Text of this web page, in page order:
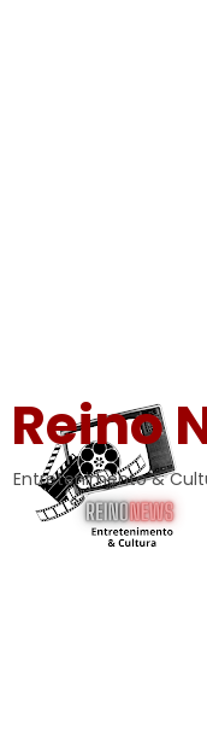
Reino
Entretenimento &